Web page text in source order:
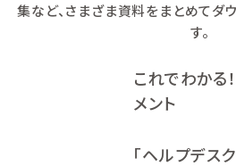
集など、さまざま資料をまとめてダ
す。
これでわかる
メント
「ヘルプデス